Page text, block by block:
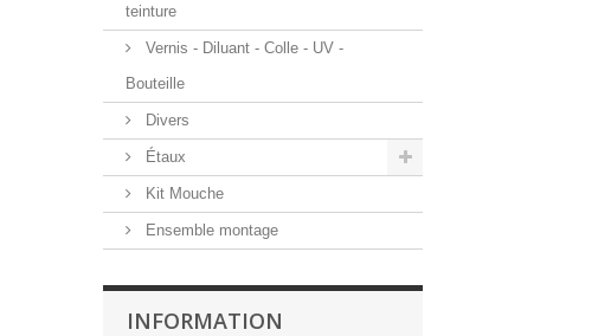
teinture
Vernis - Diluant - Colle - UV -
Bouteille
Divers
Étaux
Kit Mouche
Ensemble montage
INFORMATION